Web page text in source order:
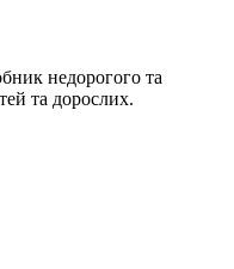
недорогого та
та дорослих.